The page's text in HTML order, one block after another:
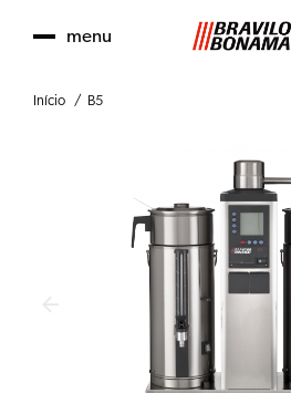
menu
Início B5